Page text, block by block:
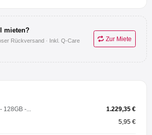
mieten?
Rückversand · Inkl. Q-Care
Zur Miete
128GB -...
1.229,35 €
5,95 €